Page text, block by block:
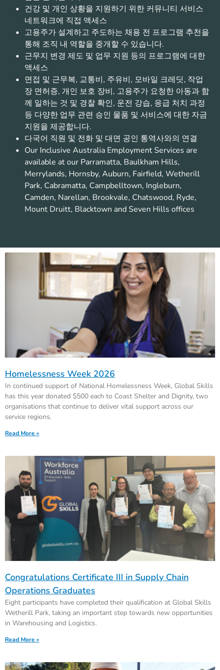
건강 및 개인 상황을 지원하기 위한 커뮤니티 서비스
네트워크에 직접 액세스
고용주가 설계하고 주도하는 채용 전 프로그램 추천을
통해 조직 내 역할을 중개할 수 있습니다.
근무지 변경 제도 및 업무 지원 등의 프로그램에 대한
액세스
면접 및 근무복, 교통비, 주유비, 모바일 크레딧, 작업
장 면허증, 개인 보호 장비, 고용주가 요청한 아동과 함
께 일하는 것 및 경찰 확인, 운전 강습, 응급 처치 과정
등 다양한 업무 관련 승인 물품 및 서비스에 대한 자금
지원을 제공합니다.
다국어 직원 및 전화 및 대면 공인 통역사와의 연결
Our Inclusive Australia Employment Services are
available at our Parramatta, Baulkham Hills,
Merrylands, Hornsby, Auburn, Fairfield, Wetherill
Park, Cabramatta, Campbelltown, Ingleburn,
Camden, Narellan, Brookvale, Chatswood, Ryde,
Mount Druitt, Blacktown and Seven Hills offices
Homelessness Week 2026
In continued support of National Homelessness Week, Global Skills
has this year donated $500 each to Coast Shelter and Dignity, two
organisations that continue to deliver vital support across our
service regions.
Read More »
Congratulations Certificate III in Supply Chain
Operations Graduates
Eight participants have completed their qualification at Global Skills
Wetherill Park, taking an important step towards new opportunities
in Warehousing and Logistics.
Read More »